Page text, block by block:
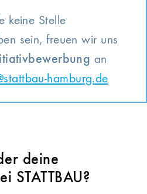
keine Stelle
sein, freuen wir uns
an
hamburg.de
deine
STATTBAU?